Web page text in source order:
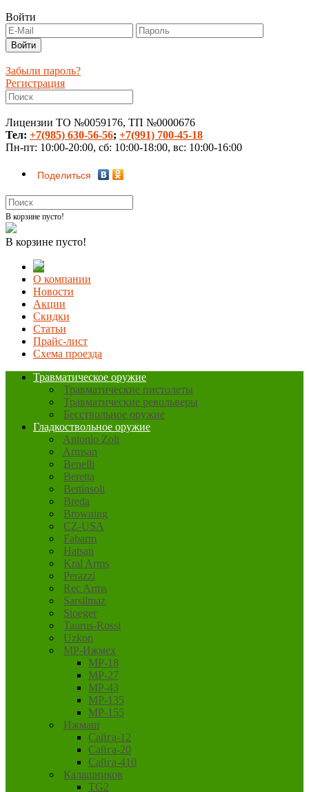
Войти
Забыли пароль?
Регистрация
Лицензии ТО №0059176, ТП №0000676
Тел: +7(985) 630-56-56; +7(991) 700-45-18
Пн-пт: 10:00-20:00, сб: 10:00-18:00, вс: 10:00-16:00
Поделиться
В корзине пусто!
В корзине пусто!
О компании
Новости
Акции
Скидки
Статьи
Прайс-лист
Схема проезда
Травматическое оружие
Травматические пистолеты
Травматические револьверы
Бесствольное оружие
Гладкоствольное оружие
Antonio Zoli
Armsan
Benelli
Beretta
Bettinsoli
Breda
Browning
CZ-USA
Fabarm
Hatsan
Kral Arms
Perazzi
Rec Arms
Sarsilmaz
Stoeger
Taurus-Rossi
Uzkon
MP-Ижмех
MP-18
MP-27
MP-43
MP-135
MP-155
Ижмаш
Сайга-12
Сайга-20
Сайга-410
Калашников
TG2